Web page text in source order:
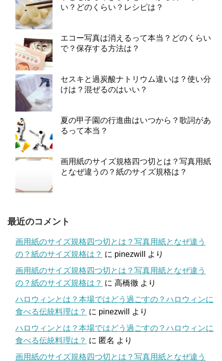
い？どのくらい？レシピは？
エコー写真は消えるって本当？どのくらい
で？保存する方法は？
セスキと過炭酸ナトリウム違いは？使い分
けは？混ぜるのはいい？
夏の甲子園の行進曲はいつから？歌詞があ
るって本当？
画用紙のサイズ規格四つ切とは？写真用紙
となぜ違うの？紙のサイズ規格は？
最近のコメント
画用紙のサイズ規格四つ切とは？写真用紙となぜ違う
の？紙のサイズ規格は？ に pinezwill
より
画用紙のサイズ規格四つ切とは？写真用紙となぜ違う
の？紙のサイズ規格は？ に 高橋徹 より
ハロウィンとは？本場ではどう過ごすの？ハロウィンに
食べる伝統料理は？ に pinezwill
より
ハロウィンとは？本場ではどう過ごすの？ハロウィンに
食べる伝統料理は？ に 匿名 より
画用紙のサイズ規格四つ切とは？写真用紙となぜ違う